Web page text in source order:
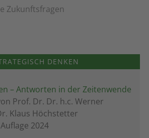
Zukunftsfragen
DENKEN
– Antworten in der Zeitenwende
Prof. Dr. Dr. h.c. Werner
Klaus Höchstetter
2024